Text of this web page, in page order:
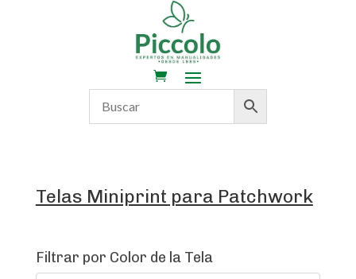
Telas Miniprint para Patchwork
Filtrar por Color de la Tela